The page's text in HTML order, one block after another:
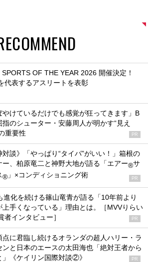
OF THE YEAR 2026 開催決定！
代表するアスリートを表彰
やけているだけでも感覚が狂ってきます」B
指のシューター・安藤周人が明かす“見え
重要性
PR
対談》「やっぱり“タイパ”がいい！」箱根の
ー、柏原竜二と神野大地が語る「エアー®サ
® 」×コンディショニング術 PR
進化を続ける篠山竜青が語る「10年前より
上手くなっている」理由とは。［MVVりらい
者インタビュー］
PR
点に君臨し続けるオランダの超人ハリー・ラ
ンと日本のエースの太田海也「絶対王者から
」《ケイリン国際対談②》
PR